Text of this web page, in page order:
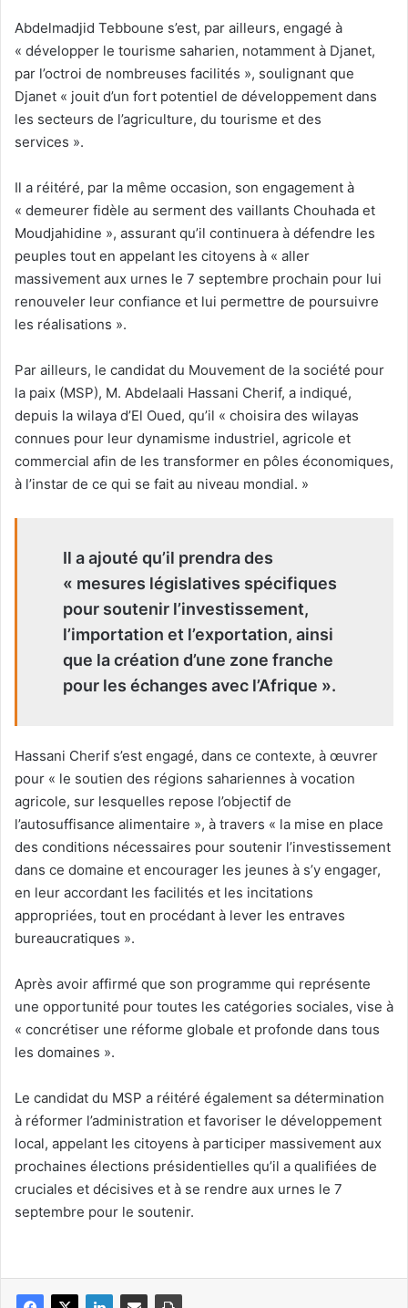
Abdelmadjid Tebboune s’est, par ailleurs, engagé à
« développer le tourisme saharien, notamment à Djanet,
par l’octroi de nombreuses facilités », soulignant que
Djanet « jouit d’un fort potentiel de développement dans
les secteurs de l’agriculture, du tourisme et des
services ».
Il a réitéré, par la même occasion, son engagement à
« demeurer fidèle au serment des vaillants Chouhada et
Moudjahidine », assurant qu’il continuera à défendre les
peuples tout en appelant les citoyens à « aller
massivement aux urnes le 7 septembre prochain pour lui
renouveler leur confiance et lui permettre de poursuivre
les réalisations ».
Par ailleurs, le candidat du Mouvement de la société pour
la paix (MSP), M. Abdelaali Hassani Cherif, a indiqué,
depuis la wilaya d’El Oued, qu’il « choisira des wilayas
connues pour leur dynamisme industriel, agricole et
commercial afin de les transformer en pôles économiques,
à l’instar de ce qui se fait au niveau mondial. »
Il a ajouté qu’il prendra des
« mesures législatives spécifiques
pour soutenir l’investissement,
l’importation et l’exportation, ainsi
que la création d’une zone franche
pour les échanges avec l’Afrique ».
Hassani Cherif s’est engagé, dans ce contexte, à œuvrer
pour « le soutien des régions sahariennes à vocation
agricole, sur lesquelles repose l’objectif de
l’autosuffisance alimentaire », à travers « la mise en place
des conditions nécessaires pour soutenir l’investissement
dans ce domaine et encourager les jeunes à s’y engager,
en leur accordant les facilités et les incitations
appropriées, tout en procédant à lever les entraves
bureaucratiques ».
Après avoir affirmé que son programme qui représente
une opportunité pour toutes les catégories sociales, vise à
« concrétiser une réforme globale et profonde dans tous
les domaines ».
Le candidat du MSP a réitéré également sa détermination
à réformer l’administration et favoriser le développement
local, appelant les citoyens à participer massivement aux
prochaines élections présidentielles qu’il a qualifiées de
cruciales et décisives et à se rendre aux urnes le 7
septembre pour le soutenir.